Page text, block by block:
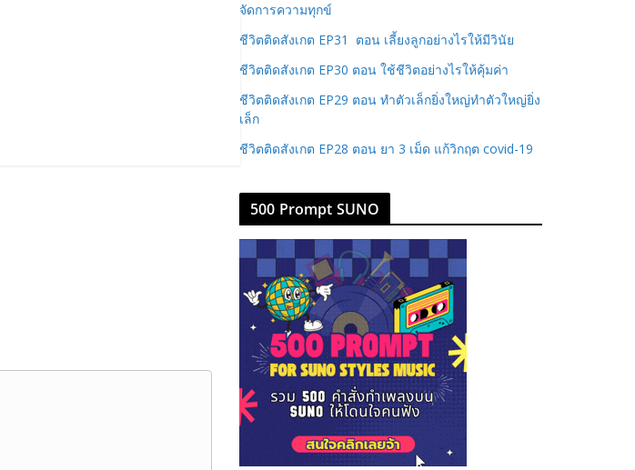
จัดการความทุกข์
ชีวิตติดสังเกต EP31 ตอน เลี้ยงลูกอย่างไรให้มีวินัย
ชีวิตติดสังเกต EP30 ตอน ใช้ชีวิตอย่างไรให้คุ้มค่า
ชีวิตติดสังเกต EP29 ตอน ทำตัวเล็กยิ่งใหญ่ทำตัวใหญ่ยิ่ง
เล็ก
ชีวิตติดสังเกต EP28 ตอน ยา 3 เม็ด แก้วิกฤต covid-19
500 Prompt SUNO